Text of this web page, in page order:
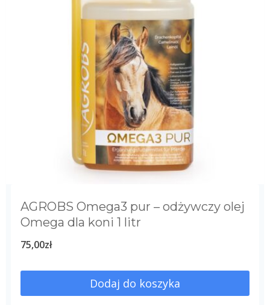
AGROBS Omega3 pur – odżywczy olej
Omega dla koni 1 litr
75,00zł
Dodaj do koszyka